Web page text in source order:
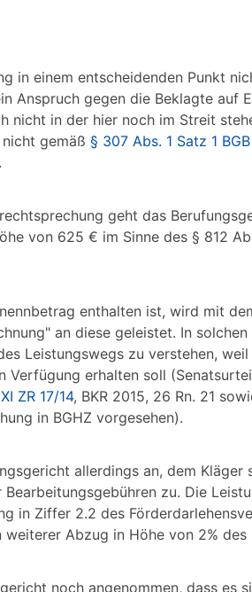
in einem entscheidenden Punkt
Anspruch gegen die Beklagte auf
nicht in der hier noch im Streit
gemäß § 307 Abs. 1 Satz 1 BGB
geht das
von 625 € im Sinne des § 812
enthalten ist, wird mit
an diese geleistet. In
Leistungswegs zu verstehen,
Verfügung erhalten soll
XI ZR 17/14, BKR 2015, 26 Rn. 21
in BGHZ vorgesehen).
allerdings an, dem Kläger
zu. Die
in Ziffer 2.2 des
Abzug in Höhe von 2%
noch angenommen, dass es